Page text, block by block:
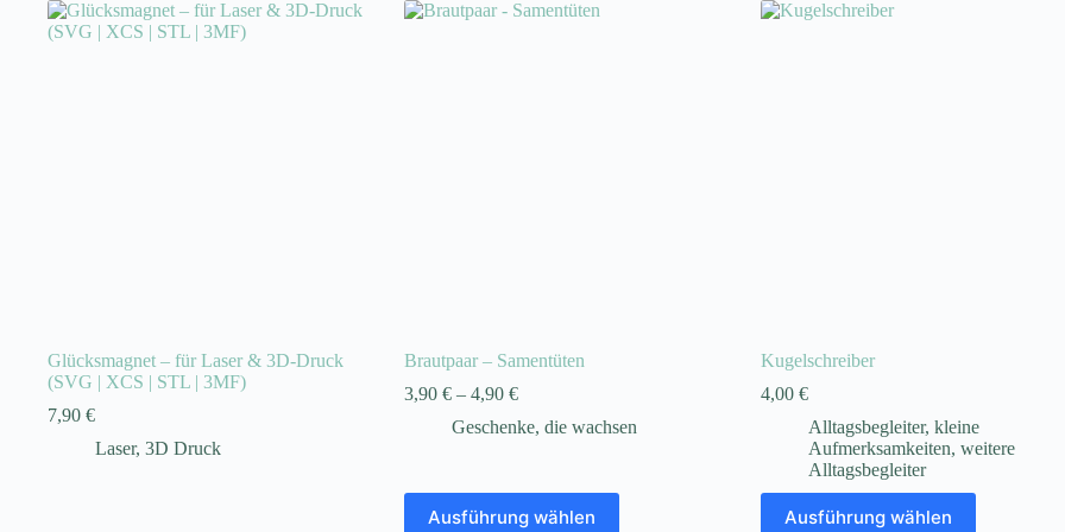
Glücksmagnet – für Laser & 3D-Druck
(SVG | XCS | STL | 3MF)
7,90 €
Laser, 3D Druck
Brautpaar – Samentüten
3,90 €– 4,90 €
Geschenke, die wachsen
Ausführung wählen
Dieses
Produkt
Kugelschreiber
4,00 €
Alltagsbegleiter, kleine
Aufmerksamkeiten, weitere
Alltagsbegleiter
Ausführung wählen
Dieses
Produkt